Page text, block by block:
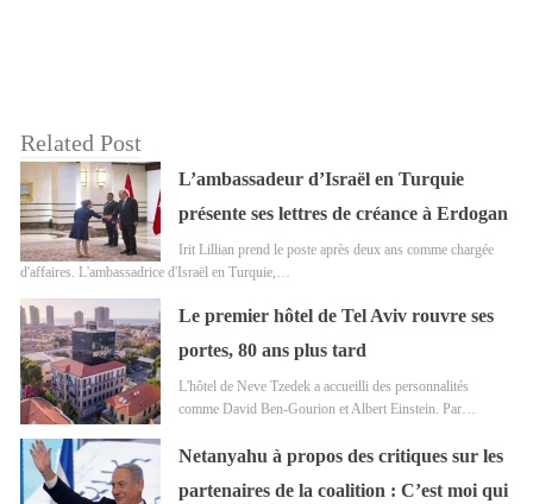
Related Post
L’ambassadeur d’Israël en Turquie
présente ses lettres de créance à Erdogan
Irit Lillian prend le poste après deux ans comme chargée
d'affaires. L'ambassadrice d'Israël en Turquie,…
Le premier hôtel de Tel Aviv rouvre ses
portes, 80 ans plus tard
L'hôtel de Neve Tzedek a accueilli des personnalités
comme David Ben-Gourion et Albert Einstein. Par…
Netanyahu à propos des critiques sur les
partenaires de la coalition : C’est moi qui